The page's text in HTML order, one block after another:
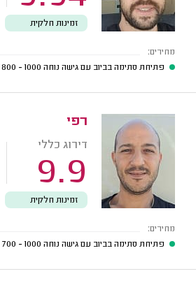
זמינות חלקית
מחירים:
פתיחת סתימה בביוב עם גישה נוחה 1000 - 800
רפי
דירוג כללי
9.9
זמינות חלקית
מחירים:
פתיחת סתימה בביוב עם גישה נוחה 1000 - 700